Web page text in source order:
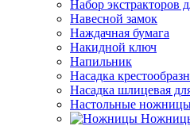
Набор экстракторов
Навесной замок
Наждачная бумага
Накидной ключ
Напильник
Насадка
Насадка шлицевая
Настольные